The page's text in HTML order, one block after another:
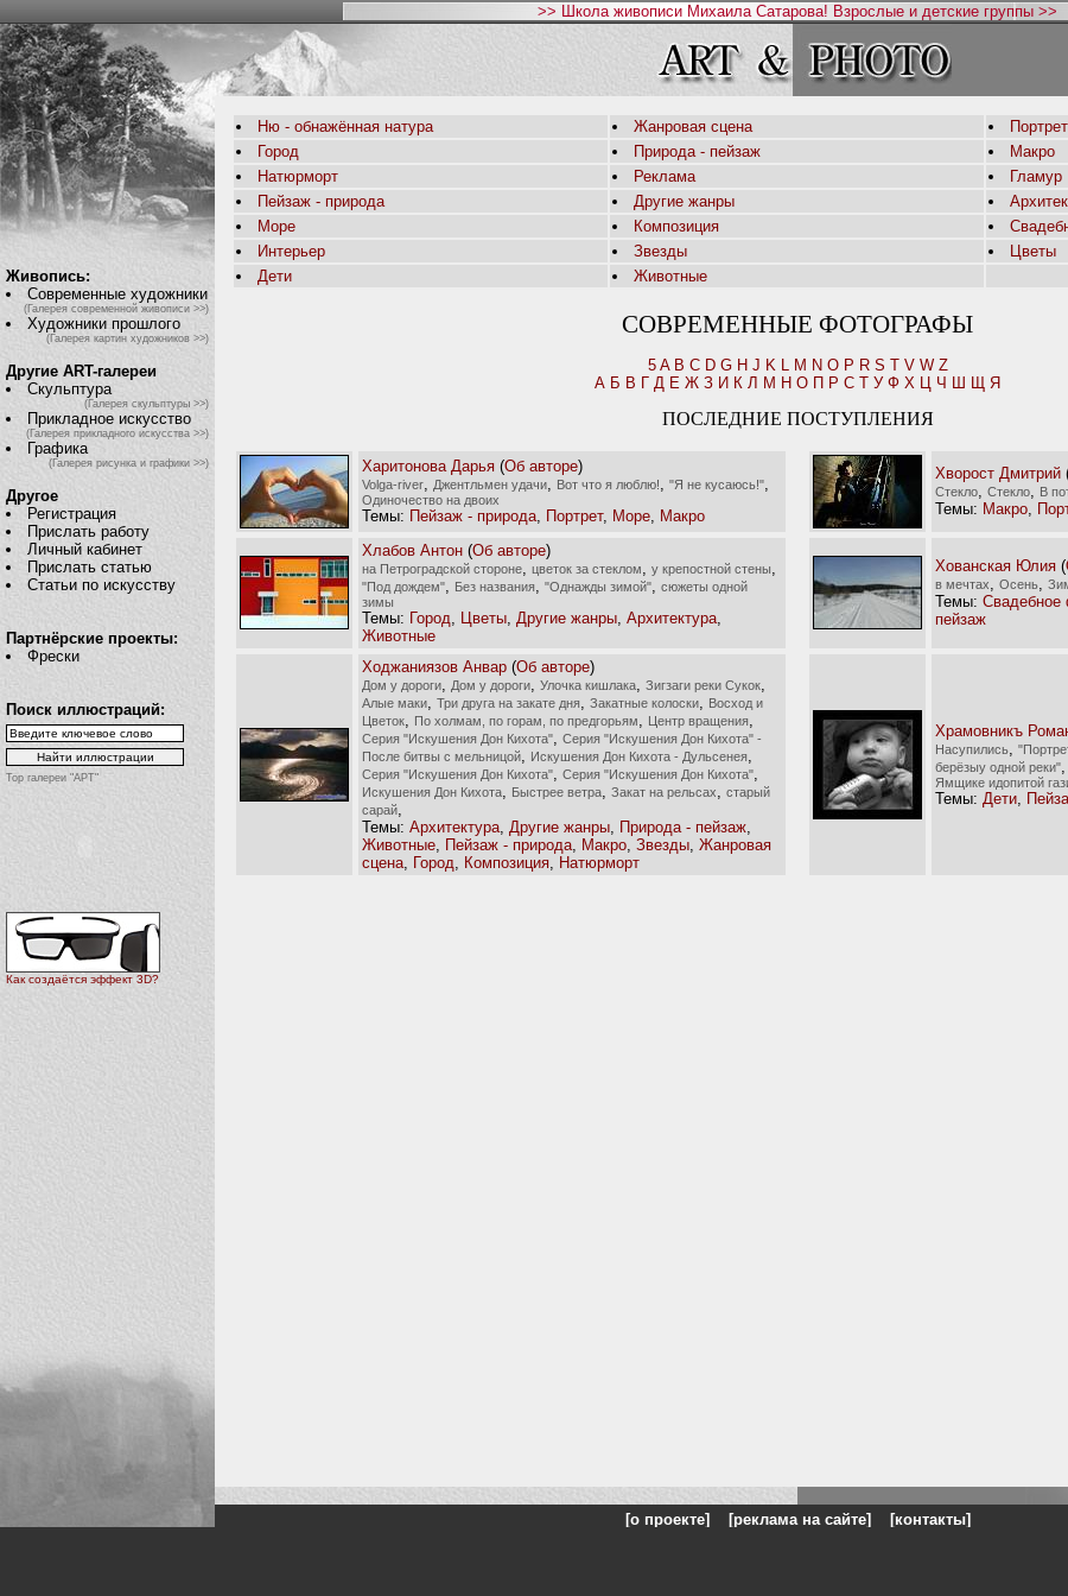
>> Школа живописи Михаила Сатарова! Взрослые и детские группы >>
Живопись:
Современные художники
(Галерея современной живописи >>)
Художники прошлого
(Галерея картин художников >>)
Другие ART-галереи
Скульптура
(Галерея скульптуры >>)
Прикладное искусство
(Галерея прикладного искусства >>)
Графика
(Галерея рисунка и графики >>)
Другое
Регистрация
Прислать работу
Личный кабинет
Прислать статью
Статьи по искусству
Партнёрские проекты:
Фрески
Поиск иллюстраций:
Top галереи "АРТ"
Как создаётся эффект 3D?
Ню - обнажённая натура Жанровая сцена
Портрет
Город
Природа - пейзаж
Макро
Натюрморт
Реклама
Гламур
Пейзаж - природа
Другие жанры
Море
Композиция
Интерьер
Звезды
Цветы
Дети
Животные
СОВРЕМЕННЫЕ ФОТОГРАФЫ
5 A B C D G H J K L M N O P R S T V W Z
А Б В Г Д Е Ж З И К Л М Н О П Р С Т У Ф Х Ц Ч Ш Щ Я
ПОСЛЕДНИЕ ПОСТУПЛЕНИЯ
Харитонова Дарья (Об авторе)
Volga-river Джентльмен удачи Вот что я люблю! "Я не кусаюсь!"
Одиночество на двоих
Темы: Пейзаж - природа Портрет, Море Макро
Хворост Дмитрий
Стекло Стекло В
Темы: Макро
Хлабов Антон (Об авторе)
на Петроградской стороне цветок за стеклом у крепостной стены
"Под дождем" Без названия "Однажды зимой"
сюжеты одной
зимы
Темы: Город Цветы Другие жанры Архитектура
Животные
Хованская Юлия (
в мечтах Осень
Темы: Свадебное
пейзаж
Ходжаниязов Анвар (Об авторе)
Дом у дороги Дом у дороги Улочка кишлака Зигзаги реки Сукок
Алые маки Три друга на закате дня Закатные колоски
Восход и
Цветок
По холмам, по горам, по предгорьям Центр вращения
Серия "Искушения Дон Кихота"
Серия "Искушения Дон Кихота" -
После битвы с мельницой
Искушения Дон Кихота - Дульсенея
Серия "Искушения Дон Кихота" Серия "Искушения Дон Кихота"
Искушения Дон Кихота Быстрее ветра Закат на рельсах
старый
сарай
Темы: Архитектура Другие жанры Природа - пейзаж
Животные
Пейзаж - природа Макро Звезды Жанровая
сцена
Город Композиция Натюрморт
Храмовникъ
Насупились
берёзыу одной реки"
Ямщике идопитой
Темы: Дети
[о проекте] [реклама на сайте] [контакты]